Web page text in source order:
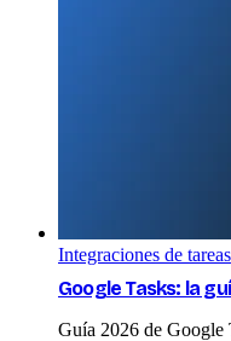
Integraciones de tareas
Google Tasks: la
Guía 2026 de Google